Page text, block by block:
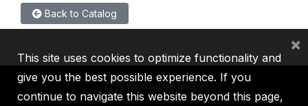
Back to Catalog
This site uses cookies to optimize functionality and
give you the best possible experience. If you
continue to navigate this website beyond this page,
×